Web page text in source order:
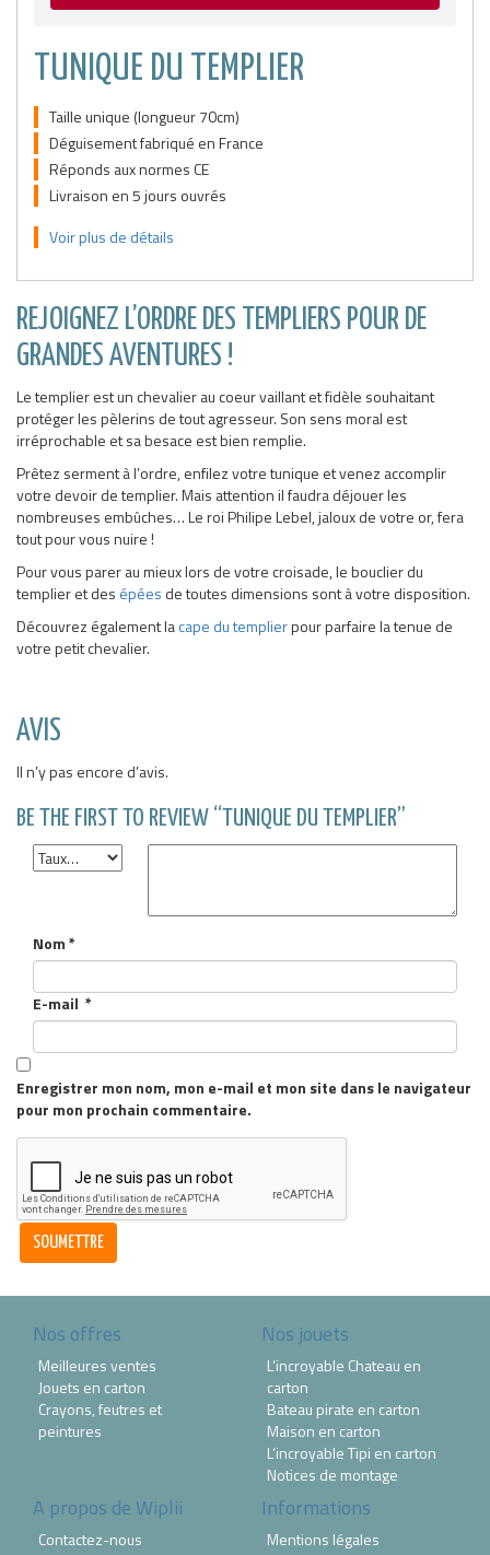
TUNIQUE DU TEMPLIER
Taille unique (longueur 70cm)
Déguisement fabriqué en France
Réponds aux normes CE
Livraison en 5 jours ouvrés
Voir plus de détails
REJOIGNEZ L’ORDRE DES TEMPLIERS POUR DE
GRANDES AVENTURES !
Le templier est un chevalier au coeur vaillant et fidèle souhaitant
protéger les pèlerins de tout agresseur. Son sens moral est
irréprochable et sa besace est bien remplie.
Prêtez serment à l’ordre, enfilez votre tunique et venez accomplir
votre devoir de templier. Mais attention il faudra déjouer les
nombreuses embûches… Le roi Philipe Lebel, jaloux de votre or, fera
tout pour vous nuire !
Pour vous parer au mieux lors de votre croisade, le bouclier du
templier et des épées de toutes dimensions sont à votre disposition.
Découvrez également lacape du templierpour parfaire la tenue de
votre petit chevalier.
AVIS
Il n’y pas encore d’avis.
BE THE FIRST TO REVIEW “TUNIQUE DU TEMPLIER”
Nom*
E-mail *
Enregistrer mon nom, mon e-mail et mon site dans le navigateur
pour mon prochain commentaire.
Nos offres
Meilleures ventes
Jouets en carton
Crayons, feutres et
peintures
Nos jouets
L’incroyable Chateau en
carton
Bateau pirate en carton
Maison en carton
L’incroyable Tipi en carton
Notices de montage
A propos de Wiplii
Contactez-nous
Informations
Mentions légales